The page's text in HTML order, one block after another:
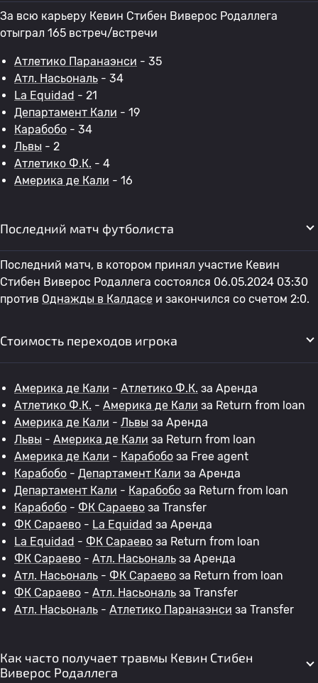
За всю карьеру Кевин Стибен Виверос Родаллега
отыграл 165 встреч/встречи
Атлетико Паранаэнси - 35
Атл. Насьональ - 34
La Equidad - 21
Департамент Кали - 19
Карабобо - 34
Львы - 2
Атлетико Ф.К. - 4
Америка де Кали - 16
Последний матч футболиста
Последний матч, в котором принял участие Кевин
Стибен Виверос Родаллега состоялся 06.05.2024 03:30
против Однажды в Калдасе и закончился со счетом 2:0.
Стоимость переходов игрока
Америка де Кали - Атлетико Ф.К. за Аренда
Атлетико Ф.К. - Америка де Кали за Return from loan
Америка де Кали - Львы за Аренда
Львы - Америка де Кали за Return from loan
Америка де Кали - Карабобо за Free agent
Карабобо - Департамент Кали за Аренда
Департамент Кали - Карабобо за Return from loan
Карабобо - ФК Сараево за Transfer
ФК Сараево - La Equidad за Аренда
La Equidad - ФК Сараево за Return from loan
ФК Сараево - Атл. Насьональ за Аренда
Атл. Насьональ - ФК Сараево за Return from loan
ФК Сараево - Атл. Насьональ за Transfer
Атл. Насьональ - Атлетико Паранаэнси за Transfer
Как часто получает травмы Кевин Стибен
Виверос Родаллега